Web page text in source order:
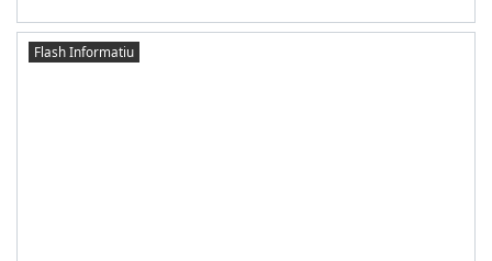
Flash Informatiu